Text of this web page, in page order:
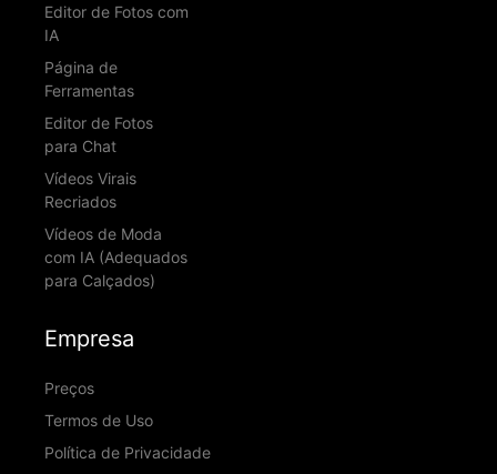
Editor de Fotos com
IA
Página de
Ferramentas
Editor de Fotos
para Chat
Vídeos Virais
Recriados
Vídeos de Moda
com IA (Adequados
para Calçados)
Empresa
Preços
Termos de Uso
Política de Privacidade